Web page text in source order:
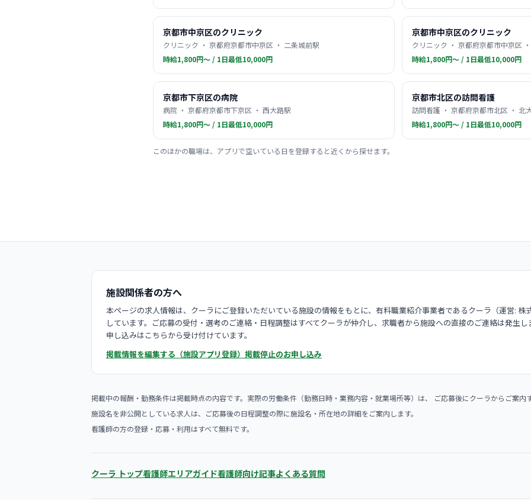
京都市中京区のクリニック
クリニック ・ 京都府京都市中京区 ・ 二条城前駅
時給1,800円〜 / 1日最低10,000円
京都市中京区のクリニック
クリニック ・ 京都府京都市中京区
時給1,800円〜 / 1日最低10,000円
京都市下京区の病院
病院 ・ 京都府京都市下京区 ・ 西大路駅
時給1,800円〜 / 1日最低10,000円
京都市北区の訪問看護
訪問看護 ・ 京都府京都市北区 ・ 北
時給1,800円〜 / 1日最低10,000円
このほかの職場は、アプリで空いている日を登録すると近くから探せます。
施設関係者の方へ
本ページの求人情報は、クーラにご登録いただいている施設の情報をもとに、有料職業紹介事業者であるクーラ（運営:
しています。ご応募の受付・選考のご連絡・日程調整はすべてクーラが仲介し、求職者から施設への直接のご連絡は発生
申し込みはこちらから受け付けています。
掲載情報を編集する（施設アプリ登録） 掲載停止のお申し込み
掲載中の報酬・勤務条件は掲載時点の内容です。実際の労働条件（勤務日時・業務内容・就業場所等）は、 ご応募後にクーラからご案内
施設名を非公開としている求人は、ご応募後の日程調整の際に施設名・所在地の詳細をご案内します。
看護師の方の登録・応募・利用はすべて無料です。
クーラ トップ看護師エリアガイド看護師向け記事よくある質問